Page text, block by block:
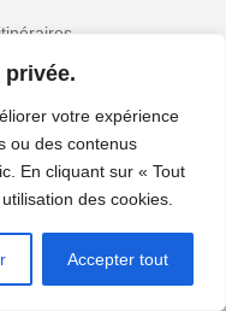
votre expérience
ou des contenus
En cliquant sur « Tout
des cookies.
Accepter tout
photos
CGV/CGU
- Crédits photos: